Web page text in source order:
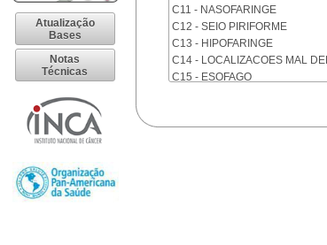
Atualização
Bases
Notas
Técnicas
C11 - NASOFARINGE
C12 - SEIO PIRIFORME
C13 - HIPOFARINGE
C14 - LOCALIZACOES MAL
C15 - ESOFAGO
C18 - COLON